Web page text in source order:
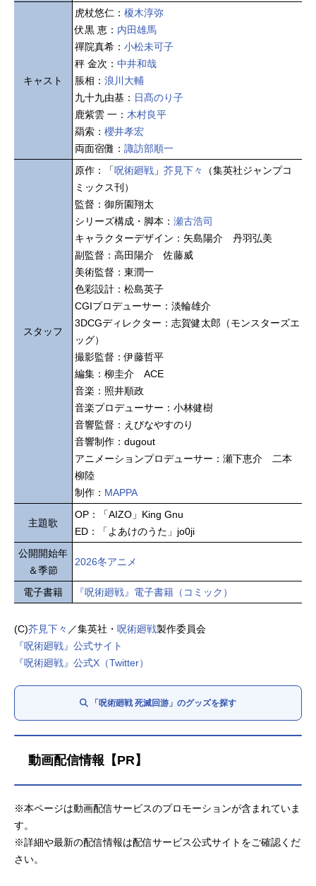
キャスト
虎杖悠仁： 榎木淳弥
伏黒 恵： 内田雄馬
禪院真希： 小松未可子
秤 金次： 中井和哉
脹相： 浪川大輔
九十九由基： 日髙のり子
鹿紫雲 一： 木村良平
羂索： 櫻井孝宏
両面宿儺： 諏訪部順一
スタッフ
原作：「呪術廻戦 」 芥見下々
（集英社ジャンプコ
ミックス刊）
監督：御所園翔太
シリーズ構成・脚本： 瀬古浩司
キャラクターデザイン：矢島陽介 丹羽弘美
副監督：高田陽介 佐藤威
美術監督：東潤一
色彩設計：松島英子
CGIプロデューサー：淡輪雄介
3DCGディレクター：志賀健太郎（モンスターズエ
ッグ）
撮影監督：伊藤哲平
編集：柳圭介 ACE
音楽：照井順政
音楽プロデューサー：小林健樹
音響監督：えびなやすのり
音響制作：dugout
アニメーションプロデューサー：瀬下恵介 二本
柳陸
制作： MAPPA
主題歌
OP：「AIZO」King Gnu
ED：「よあけのうた」jo0ji
公開開始年
＆季節
2026冬アニメ
電子書籍 『呪術廻戦』電子書籍（コミック）
(C)芥見下々 ／集英社・ 呪術廻戦製作委員会
『呪術廻戦』公式サイト
『呪術廻戦』公式X（Twitter）
「呪術廻戦 死滅回游」のグッズを探す
動画配信情報【PR】
※本ページは動画配信サービスのプロモーションが含まれていま
す。
※詳細や最新の配信情報は配信サービス公式サイトをご確認くだ
さい。